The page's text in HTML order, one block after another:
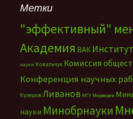
Метки
"эффективный"
Академия ВАК
науки Ковальчук Комиссия
Конференция научных
Кулешов Ливанов МГУ Медведев
науки Минобрнауки